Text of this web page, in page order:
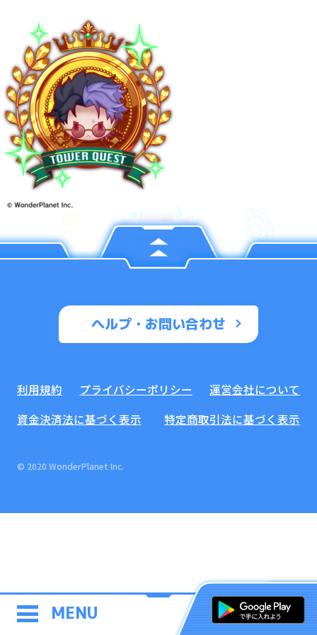
MENU
ヘルプ・お問い合わせ
利用規約 プライバシーポリシー
運営会社について
資金決済法に基づく表示
特定商取引法に基づく表示
© 2020 WonderPlanet Inc.